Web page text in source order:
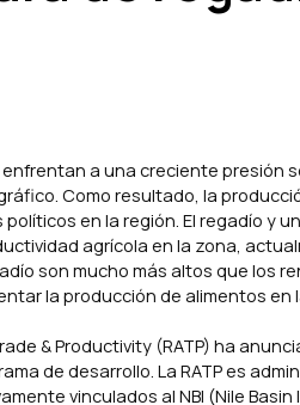
a una creciente presión
Como resultado, la
en la región. El regadío y
agrícola en la zona,
son mucho más altos que los
la producción de alimentos en
& Productivity (RATP) ha
de desarrollo. La RATP es
vinculados al NBI (Nile Basin